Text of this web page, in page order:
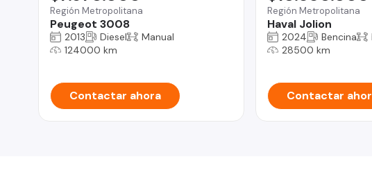
Región Metropolitana
Peugeot 3008
2013 Diesel
Manual
124000 km
Contactar ahora
Región Metropolitana
Haval Jolion
2024 Bencina
28500 km
Contactar